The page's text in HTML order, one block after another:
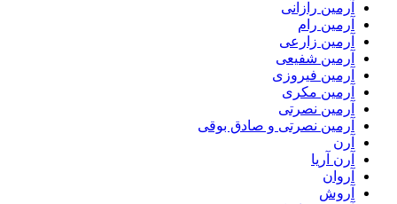
آرمین رازانی
آرمین رام
آرمین زارعی
آرمین شفیعی
آرمین فیروزی
آرمین مکری
آرمین نصرتی
آرمین نصرتی و صادق بوقی
آرن
آرن آریا
آروان
آروش